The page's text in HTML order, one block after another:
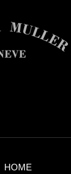
HOME